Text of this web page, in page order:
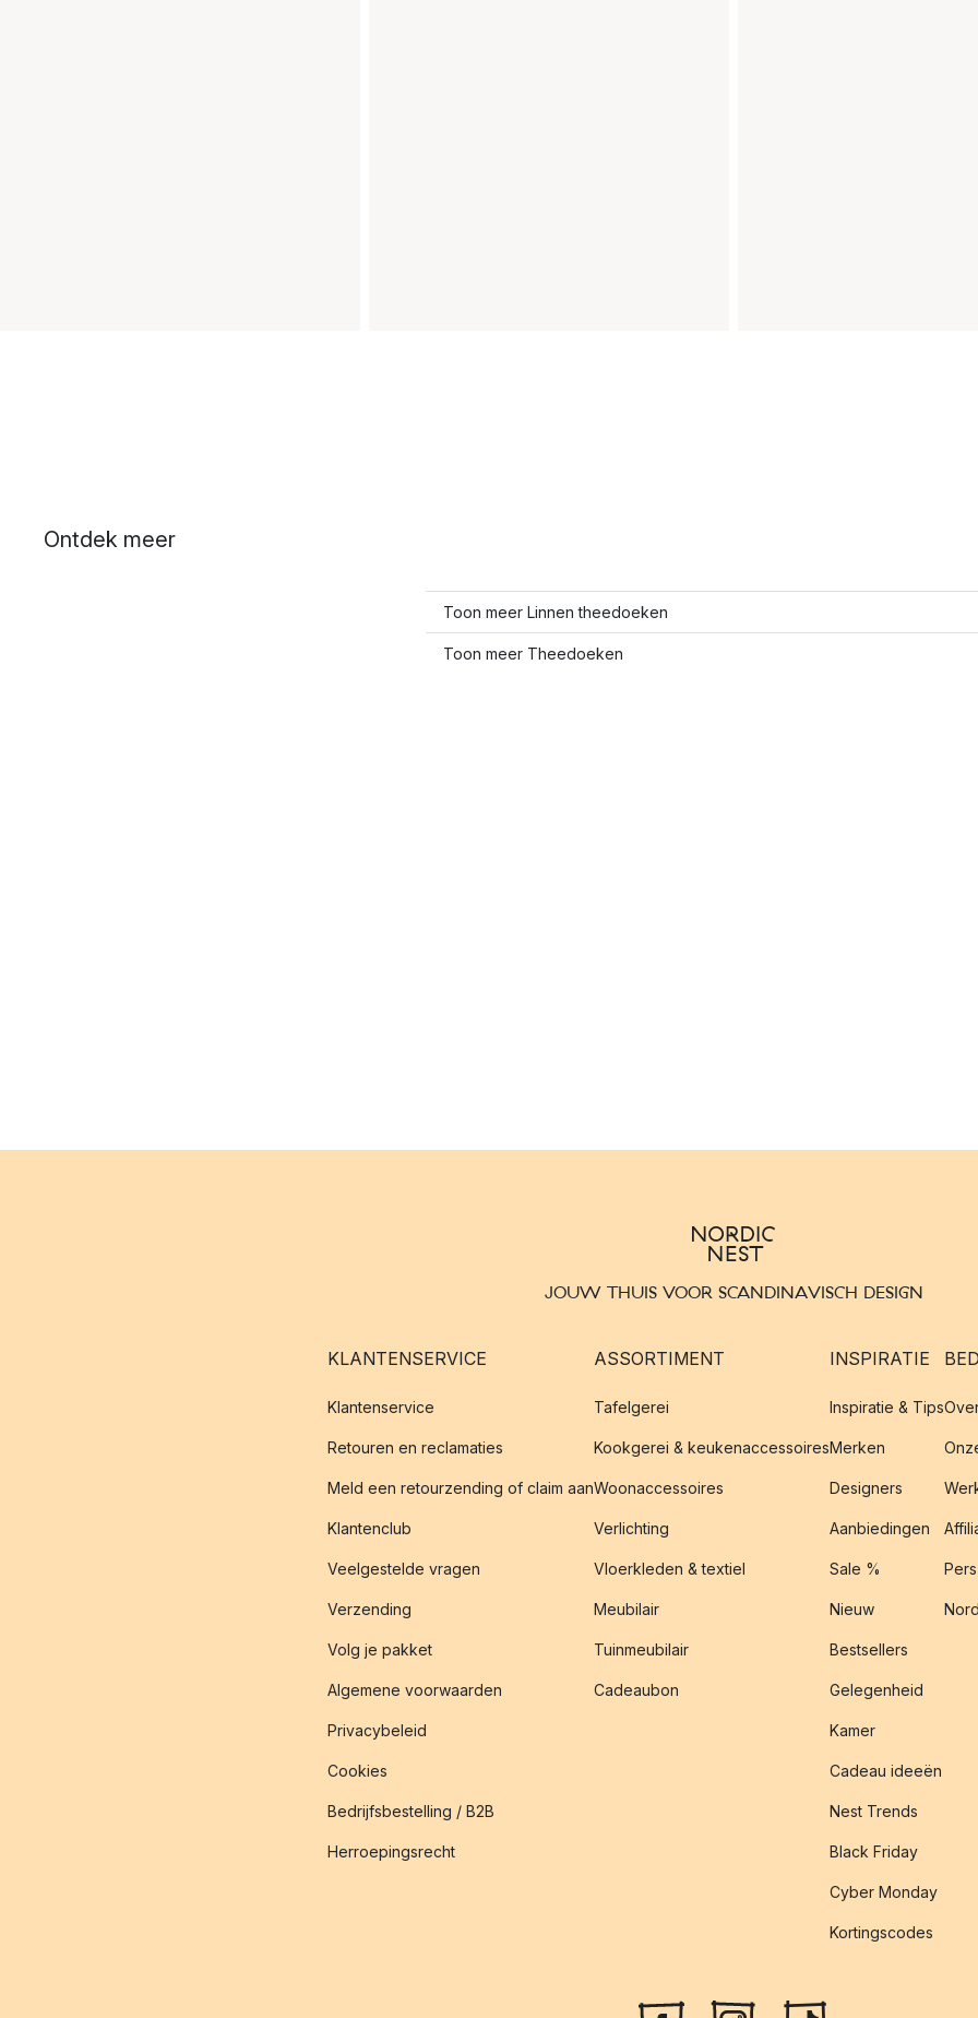
Ontdek meer
Toon meer Linnen theedoeken
Toon meer Theedoeken
JOUW THUIS VOOR SCANDINAVISCH DESIGN
KLANTENSERVICE
Klantenservice
Retouren en reclamaties
Meld een retourzending of claim aan
Klantenclub
Veelgestelde vragen
Verzending
Volg je pakket
Algemene voorwaarden
Privacybeleid
Cookies
Bedrijfsbestelling / B2B
Herroepingsrecht
ASSORTIMENT
Tafelgerei
Kookgerei & keukenaccessoires
Woonaccessoires
Verlichting
Vloerkleden & textiel
Meubilair
Tuinmeubilair
Cadeaubon
INSPIRATIE
Inspiratie & Tips
Merken
Designers
Aanbiedingen
Sale %
Nieuw
Bestsellers
Gelegenheid
Kamer
Cadeau ideeën
Nest Trends
Black Friday
Cyber Monday
Kortingscodes
Pers